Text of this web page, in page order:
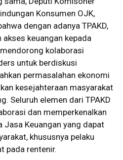
Konsumen OJK,
dengan adanya TPAKD,
keuangan kepada
kolaborasi
untuk berdiskusi
permasalahan ekonomi
kesejahteraan masyarakat
Seluruh elemen dari TPAKD
dan memperkenalkan
Jasa Keuangan yang dapat
khususnya pelaku
pada rentenir.